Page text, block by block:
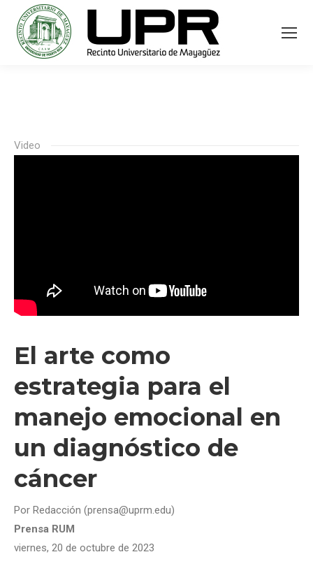
Video
El arte como
estrategia para el
manejo emocional en
un diagnóstico de
cáncer
Por Redacción (prensa@uprm.edu)
Prensa RUM
viernes, 20 de octubre de 2023